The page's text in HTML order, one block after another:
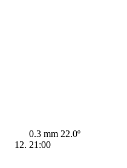
0.3 mm 22.0º
21:00